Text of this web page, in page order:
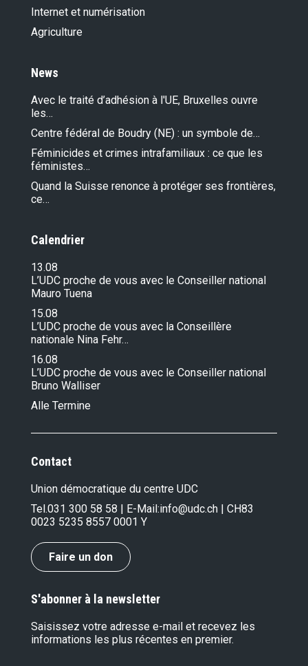
Internet et numérisation
Agriculture
News
Avec le traité d’adhésion à l'UE, Bruxelles ouvre
les…
Centre fédéral de Boudry (NE) : un symbole de…
Féminicides et crimes intrafamiliaux : ce que les
féministes…
Quand la Suisse renonce à protéger ses frontières,
ce…
Calendrier
13.08
L’UDC proche de vous avec le Conseiller national
Mauro Tuena
15.08
L’UDC proche de vous avec la Conseillère
nationale Nina Fehr…
16.08
L’UDC proche de vous avec le Conseiller national
Bruno Walliser
Alle Termine
Contact
Union démocratique du centre UDC
Tel.031 300 58 58 | E-Mail:info@udc.ch | CH83
0023 5235 8557 0001 Y
Faire un don
S'abonner à la newsletter
Saisissez votre adresse e-mail et recevez les
informations les plus récentes en premier.